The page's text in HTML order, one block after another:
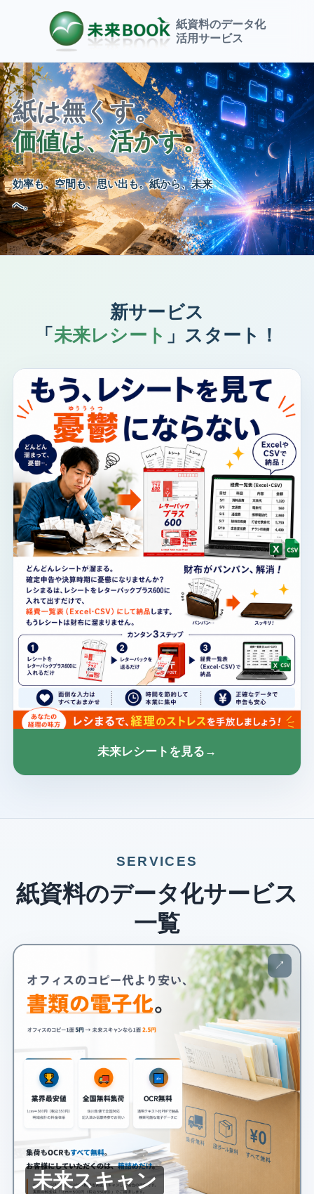
紙資料のデータ化
活用サービス
紙は無くす。
価値は、活かす。
効率も、空間も、思い出も。紙から、未来
へ。
新サービス
「 未来レシート 」スタート！
未来レシートを見る →
SERVICES
紙資料のデータ化サービス
一覧
↗
未来スキャン